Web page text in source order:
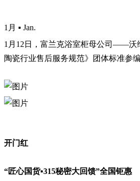
1月 ▪ Jan.
1月12日，富兰克浴室柜母公司——沃
陶瓷行业售后服务规范》团体标准参
开门红
“匠心国货▪315秘密大回馈”全国钜惠